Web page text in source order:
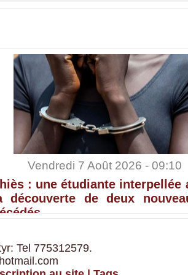
Vendredi 7 Août 2026 - 09:10
: une étudiante interpellée
découverte de deux
Tel 775312579.